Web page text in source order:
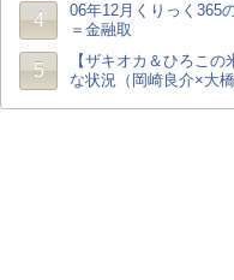
4
06年12月くりっく365
＝金融取
5
【ザキオカ＆ひろこ
な状況（岡崎良介×大橋